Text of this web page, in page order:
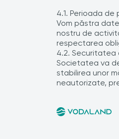
4.1. Perioada de
Vom păstra
nostru de
respectarea
4.2.
Societatea va
stabilirea unor
neautorizate,